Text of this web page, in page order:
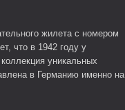
жилета с номером
что в 1942 году у
уникальных
в Германию именно на